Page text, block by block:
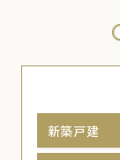
新築戸建